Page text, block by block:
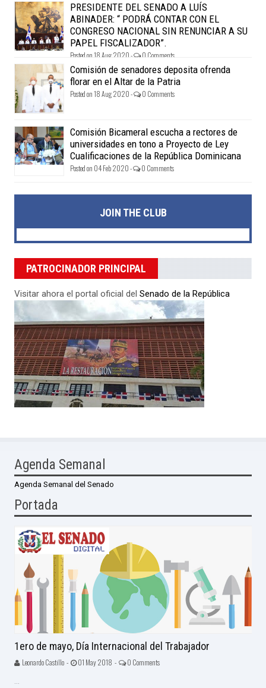
PRESIDENTE DEL SENADO A LUÍS
ABINADER: “ PODRÁ CONTAR CON EL
CONGRESO NACIONAL SIN RENUNCIAR A SU
PAPEL FISCALIZADOR”.
Posted on 18 Aug 2020 - 0 Comments
Comisión de senadores deposita ofrenda
florar en el Altar de la Patria
Posted on 18 Aug 2020 - 0 Comments
Comisión Bicameral escucha a rectores de
universidades en tono a Proyecto de Ley
Cualificaciones de la República Dominicana
Posted on 04 Feb 2020 - 0 Comments
JOIN THE CLUB
PATROCINADOR PRINCIPAL
Visitar ahora el portal oficial del Senado de la República
Agenda Semanal
Agenda Semanal del Senado
Portada
1ero de mayo, Día Internacional del Trabajador
Leonardo Castillo - 01 May 2018 - 0 Comments